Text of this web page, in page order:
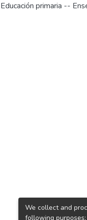
Educación primaria --
We collect and
following purposes: